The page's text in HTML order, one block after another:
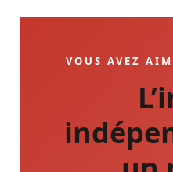
VOUS AVEZ